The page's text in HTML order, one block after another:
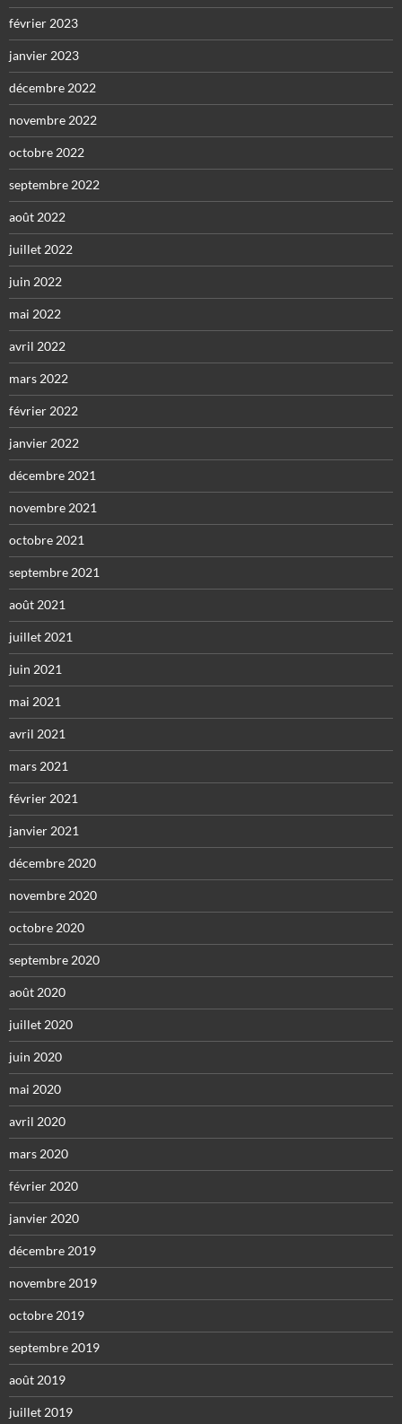
février 2023
janvier 2023
décembre 2022
novembre 2022
octobre 2022
septembre 2022
août 2022
juillet 2022
juin 2022
mai 2022
avril 2022
mars 2022
février 2022
janvier 2022
décembre 2021
novembre 2021
octobre 2021
septembre 2021
août 2021
juillet 2021
juin 2021
mai 2021
avril 2021
mars 2021
février 2021
janvier 2021
décembre 2020
novembre 2020
octobre 2020
septembre 2020
août 2020
juillet 2020
juin 2020
mai 2020
avril 2020
mars 2020
février 2020
janvier 2020
décembre 2019
novembre 2019
octobre 2019
septembre 2019
août 2019
juillet 2019